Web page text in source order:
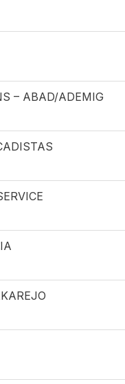
– ABAD/ADEMIG